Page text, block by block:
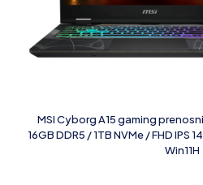
MSI Cyborg A15 gaming
16GB DDR5 / 1TB NVMe / FHD IPS
Win11H